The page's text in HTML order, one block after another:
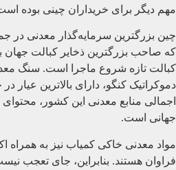
مهم دیگر برای خریداران چینی بوده
چین بزرگترین سرمایه‌گذار معدنی در
کبالت تازه شروع ماجرا است. سنگ
دموکراتیک کنگو، دارای بالاترین عیار
اجمالی منابع معدنی این کشور،
جهانی است.
مواد معدنی خاکی کمیاب نیز به همراه
فراوان هستند. بنابراین، جای تعجب